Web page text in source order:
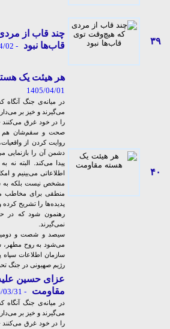
۳۹
چند قاب از
قاب‌ها نبود
- 1405/04/02
۴۰
هر هیئت یک
1405/04/01
در میانه‌ی جنگ آنگاه
می‌گیرند و خیز بر
را در خود غرق می‌کنند
صحت و سقم‌شان
روایت کردن از
دشمن آن را
پیدا می‌کند. البته نه
اطلاعاتی می‌بینیم و
مشخص نیست بلکه به
منطقی برای مخاطب
پدیده‌ها را تشریح
رهنمون شود که در
نمی‌گیرند.
سیصد و شصت و دومین
می‌شود به روح مطهر،
سازمان اطلاعات سپاه
رژیم صهیونی در جنگ
عزای حسین
مقاومت
- 1405/03/31
در میانه‌ی جنگ آنگاه
می‌گیرند و خیز بر
را در خود غرق می‌کنند